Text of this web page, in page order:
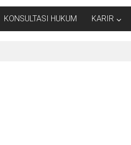
KONSULTASI HUKUM KARIR